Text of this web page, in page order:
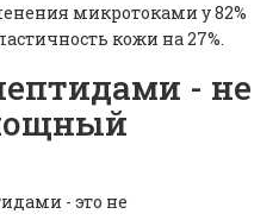
микротоками у 82%
кожи на 27%.
- не
- это не